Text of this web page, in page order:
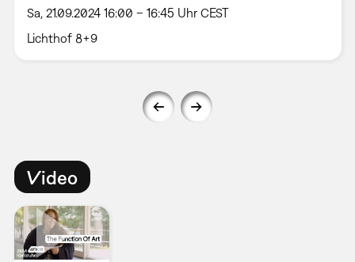
Sa, 21.09.2024 16:00 – 16:45 Uhr CEST
Lichthof 8+9
Video